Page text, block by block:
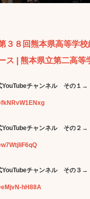
３８回熊本県高等学校
ス | 熊本県立第二高等
YouTubeチャンネル その１→
YouTubeチャンネル その２→
YouTubeチャンネル その３→
hH88A